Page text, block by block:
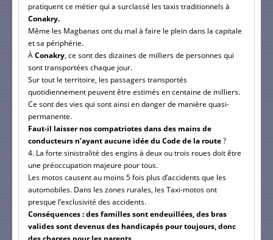
pratiquent ce métier qui a surclassé les taxis traditionnels à
Conakry.
Même les Magbanas ont du mal à faire le plein dans la capitale
et sa périphérie.
ÀConakry, ce sont des dizaines de milliers de personnes qui
sont transportées chaque jour.
Sur tout le territoire, les passagers transportés
quotidiennement peuvent être estimés en centaine de milliers.
Ce sont des vies qui sont ainsi en danger de manière quasi-
permanente.
Faut-il laisser nos compatriotes dans des mains de
conducteurs n’ayant aucune idée du Code de la route?
4. La forte sinistralité des engins à deux ou trois roues doit être
une préoccupation majeure pour tous.
Les motos causent au moins 5 fois plus d’accidents que les
automobiles. Dans les zones rurales, les Taxi-motos ont
presque l’exclusivité des accidents.
Conséquences : des familles sont endeuillées, des bras
valides sont devenus des handicapés pour toujours, donc